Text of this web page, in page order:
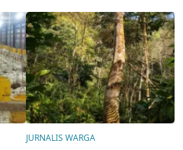
JURNALIS WARGA